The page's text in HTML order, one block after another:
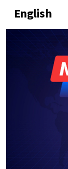
English